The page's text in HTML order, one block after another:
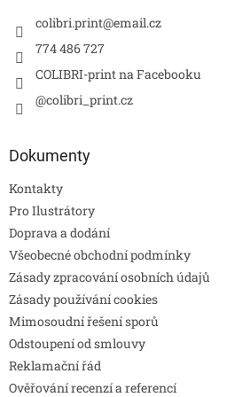
colibri.print@email.cz
774 486 727
COLIBRI-print na Facebooku
@colibri_print.cz
Dokumenty
Kontakty
Pro Ilustrátory
Doprava a dodání
Všeobecné obchodní podmínky
Zásady zpracování osobních údajů
Zásady používání cookies
Mimosoudní řešení sporů
Odstoupení od smlouvy
Reklamační řád
Ověřování recenzí a referencí